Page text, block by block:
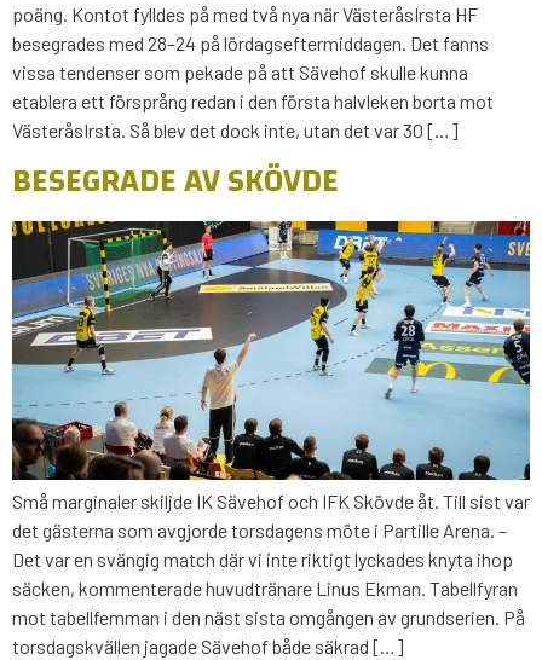
poäng. Kontot fylldes på med två nya när VästeråsIrsta HF
besegrades med 28–24 på lördagseftermiddagen. Det fanns
vissa tendenser som pekade på att Sävehof skulle kunna
etablera ett försprång redan i den första halvleken borta mot
VästeråsIrsta. Så blev det dock inte, utan det var 30 […]
BESEGRADE AV SKÖVDE
Små marginaler skiljde IK Sävehof och IFK Skövde åt. Till sist var
det gästerna som avgjorde torsdagens möte i Partille Arena. –
Det var en svängig match där vi inte riktigt lyckades knyta ihop
säcken, kommenterade huvudtränare Linus Ekman. Tabellfyran
mot tabellfemman i den näst sista omgången av grundserien. På
torsdagskvällen jagade Sävehof både säkrad […]